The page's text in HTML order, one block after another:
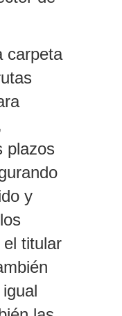
carpeta
plazos
y
titular